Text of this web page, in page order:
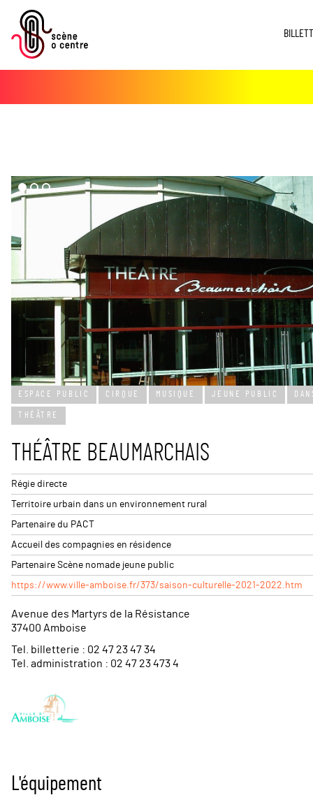
dd($imgs->media)
+
−
Leaflet | © OpenStreetMap
ESPACE PUBLIC CIRQUE MUSIQUE JEUNE PUBLIC
THÉÂTRE
THÉÂTRE BEAUMARCHAIS
Régie directe
Territoire urbain dans un environnement rural
Partenaire du PACT
Accueil des compagnies en résidence
Partenaire Scène nomade jeune public
https://www.ville-amboise.fr/373/saison-culturelle-2021-2022.htm
Avenue des Martyrs de la Résistance
37400 Amboise
Tel. billetterie : 02 47 23 47 34
Tel. administration : 02 47 23 473 4
L'équipement